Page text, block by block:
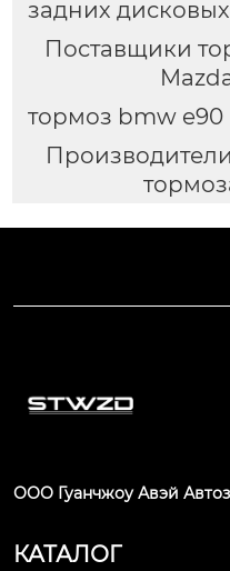
задних
Поставщики
тормоз bmw e90
ООО Гуанчжоу Авэй
КАТАЛОГ